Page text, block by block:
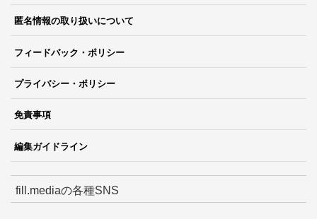
匿名情報の取り扱いについて
フィードバック・ポリシー
プライバシー・ポリシー
免責事項
編集ガイドライン
fill.mediaの各種SNS